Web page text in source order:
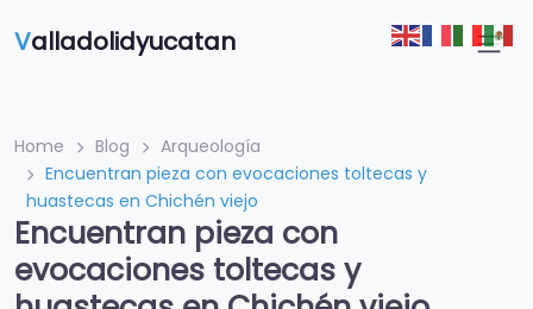
Valladolidyucatan
Home Blog
Arqueología
Encuentran pieza con evocaciones toltecas y
huastecas en Chichén viejo
Encuentran pieza con
evocaciones toltecas y